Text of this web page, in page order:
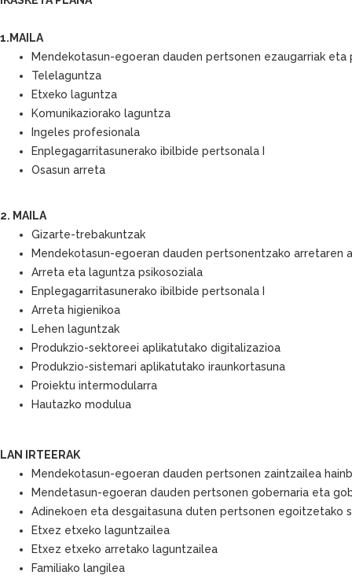
1.MAILA
Mendekotasun-egoeran dauden pertsonen ezaugarriak eta
Telelaguntza
Etxeko laguntza
Komunikaziorako laguntza
Ingeles profesionala
Enplegagarritasunerako ibilbide pertsonala I
Osasun arreta
2. MAILA
Gizarte-trebakuntzak
Mendekotasun-egoeran dauden pertsonentzako arretaren
Arreta eta laguntza psikosoziala
Enplegagarritasunerako ibilbide pertsonala I
Arreta higienikoa
Lehen laguntzak
Produkzio-sektoreei aplikatutako digitalizazioa
Produkzio-sistemari aplikatutako iraunkortasuna
Proiektu intermodularra
Hautazko modulua
LAN IRTEERAK
Mendekotasun-egoeran dauden pertsonen zaintzailea
Mendetasun-egoeran dauden pertsonen gobernaria eta
Adinekoen eta desgaitasuna duten pertsonen egoitzetako
Etxez etxeko laguntzailea
Etxez etxeko arretako laguntzailea
Familiako langilea